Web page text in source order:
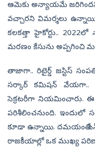
ఆమెకు అన్యాయమే జరిగిందని..
వచ్చారని విమర్శలు
కలకత్తా హైకోర్టు..
మరణం కేసును అప్పగించి
తాజాగా.. రిటైర్డ్ జస్టిస్ సంపతి
సర్కార్‌ కమిషన్‌ వేయగా..
సెక్రటరీగా నియమించారు.
పరిశీలించనుంది. ఇందులో
కూడా ఉన్నాయి. దమయంతి సేన్
రాజకీయాల్లో ఒక ముఖ్య